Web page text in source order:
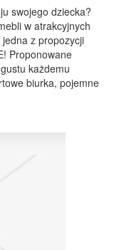
swojego dziecka?
w atrakcyjnych
z propozycji
Proponowane
każdemu
biurka, pojemne